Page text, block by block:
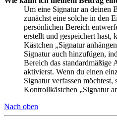
Um eine Signatur an deinen
zunächst eine solche in den
persönlichen Bereich
erstellt und gespeichert hast,
Kästchen „Signatur
Signatur auch hinzufügen,
Bereich das standardmäßige
aktivierst. Wenn du einen
Signatur verfassen
Kontrollkästchen „Signatur
Nach oben